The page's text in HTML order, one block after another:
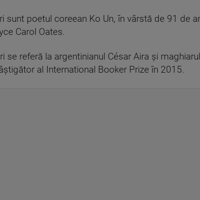
sunt poetul coreean Ko Un, în vârstă de 91 de
Carol Oates.
se referă la argentinianul César Aira şi
al International Booker Prize în 2015.